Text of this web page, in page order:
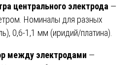
центрального электрода —
Номиналы для разных
0,6-1,1 мм (иридий/платина).
между электродами —